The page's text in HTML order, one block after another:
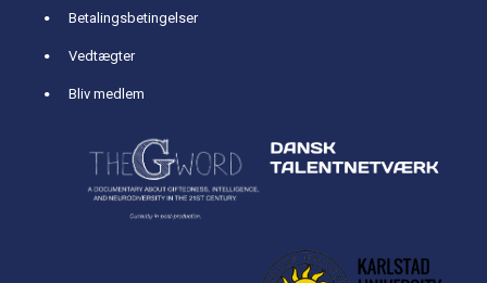
Betalingsbetingelser
Vedtægter
Bliv medlem